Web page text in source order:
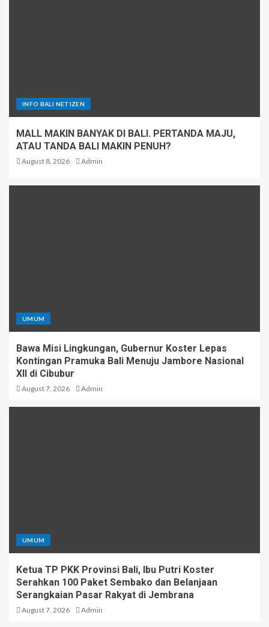
INFO BALI NETIZEN
MALL MAKIN BANYAK DI BALI. PERTANDA MAJU,
ATAU TANDA BALI MAKIN PENUH?
August 8, 2026 Admin
UMUM
Bawa Misi Lingkungan, Gubernur Koster Lepas
Kontingan Pramuka Bali Menuju Jambore Nasional
XII di Cibubur
August 7, 2026 Admin
UMUM
Ketua TP PKK Provinsi Bali, Ibu Putri Koster
Serahkan 100 Paket Sembako dan Belanjaan
Serangkaian Pasar Rakyat di Jembrana
August 7, 2026 Admin